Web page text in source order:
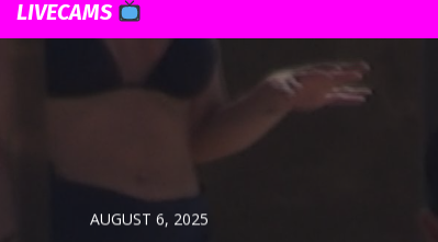
LIVECAMS
AUGUST 6, 2025